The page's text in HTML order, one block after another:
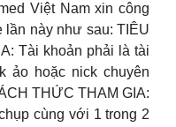
Việt Nam xin công
lần này như sau: TIÊU
Tài khoản phải là tài
ảo hoặc nick chuyên
THỨC THAM GIA:
cùng với 1 trong 2